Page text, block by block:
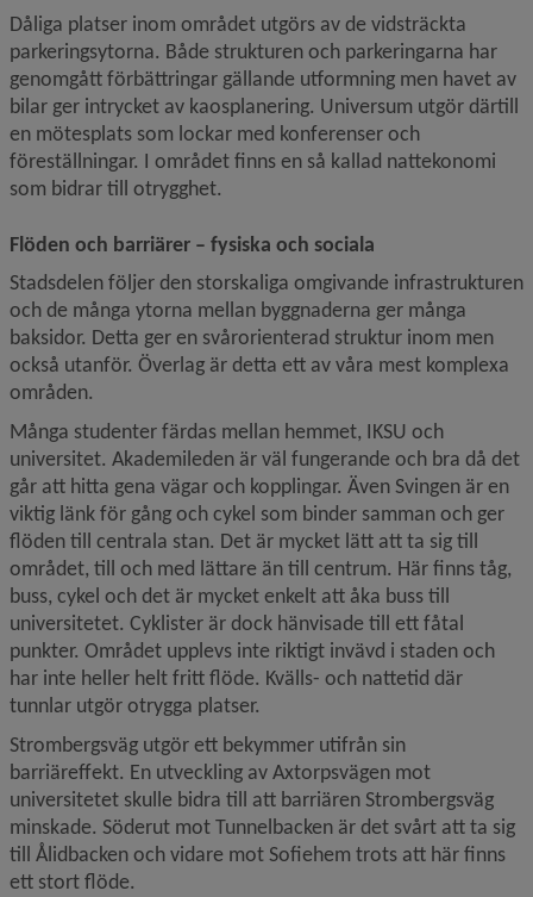
Dåliga platser inom området utgörs av de vidsträckta
parkeringsytorna. Både strukturen och parkeringarna har
genom­gått förbättringar gällande utformning men havet av
bilar ger intrycket av kaosplanering. Universum utgör därtill
en mötesplats som lockar med konferenser och
föreställningar. I området finns en så kallad nattekonomi
som bidrar till otrygghet.
Flöden och barriärer – fysiska och sociala
Stadsdelen följer den storskaliga omgivande infrastrukturen
och de många ytorna mellan byggnaderna ger många
baksidor. Detta ger en svårorienterad struktur inom men
också utanför. Överlag är detta ett av våra mest komplexa
områden.
Många studenter färdas mellan hemmet, IKSU och
universitet. Akademileden är väl fungerande och bra då det
går att hitta gena vägar och kopplingar. Även Svingen är en
viktig länk för gång och cykel som binder samman och ger
flöden till centrala stan. Det är mycket lätt att ta sig till
området, till och med lättare än till centrum. Här finns tåg,
buss, cykel och det är mycket enkelt att åka buss till
universitetet. Cyklister är dock hänvisade till ett fåtal
punkter. Området upplevs inte riktigt invävd i staden och
har inte heller helt fritt flöde. Kvälls- och nattetid där
tunnlar utgör otrygga platser.
Strombergsväg utgör ett bekymmer utifrån sin
barriäreffekt. En utveckling av Axtorpsvägen mot
universitetet skulle bidra till att barriären Strombergsväg
minskade. Söderut mot Tunnelbacken är det svårt att ta sig
till Ålidbacken och vidare mot Sofiehem trots att här finns
ett stort flöde.